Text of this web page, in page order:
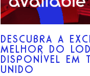
DESCUBRA A
MELHOR DO
DISPONÍVEL EM
UNIDO